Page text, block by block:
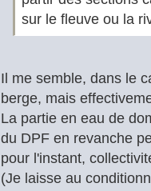
sur le fleuve ou la
Il me semble, dans le
berge, mais
La partie en eau de
du DPF en revanche
pour l'instant,
(Je laisse au